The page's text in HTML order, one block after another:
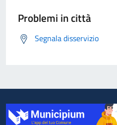
Problemi in città
Segnala disservizio